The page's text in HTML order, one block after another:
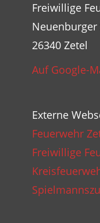
Freiwillige
Neuenburger
26340 Zetel
Auf Google-
Externe
Feuerwehr
Freiwillige